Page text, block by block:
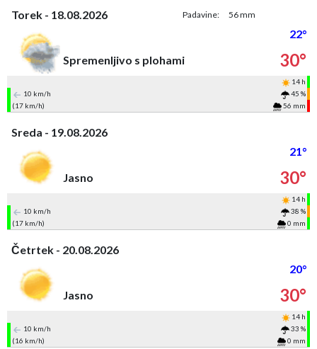
Torek - 18.08.2026 Padavine: 56 mm
22°
Spremenljivo s plohami
30°
14 h
10 km/h
45 %
(17 km/h)
56 mm
Sreda - 19.08.2026
21°
Jasno
30°
14 h
10 km/h
38 %
(17 km/h)
0 mm
Četrtek - 20.08.2026
20°
Jasno
30°
14 h
10 km/h
33 %
(16 km/h)
0 mm